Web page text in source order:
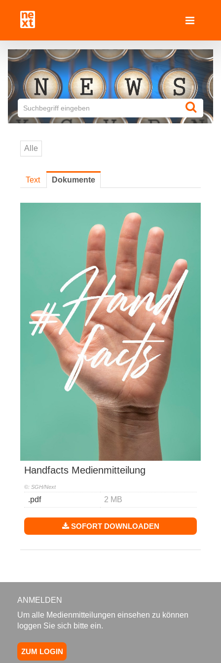
Medienmitteilungen
Next AG für Kommunikation
Handfacts
Rehaklinik Bellikon
Kunden-Newsrooms
Rehaklinik Bellikon
Next in 30 Sekunden
Alle
Text Dokumente
Handfacts Medienmitteilung
©: SGH/Next
.pdf 2 MB
SOFORT DOWNLOADEN
ANMELDEN
Um alle Medienmitteilungen einsehen zu können
loggen Sie sich bitte ein.
ZUM LOGIN